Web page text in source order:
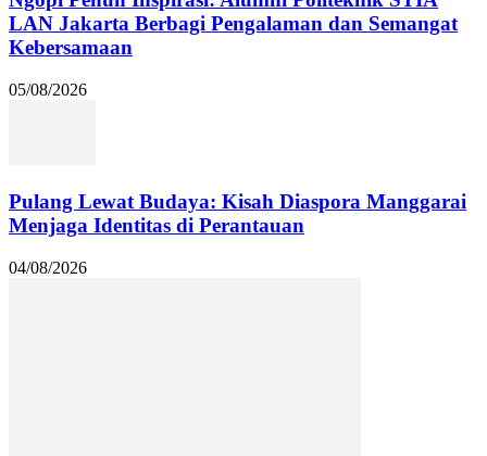
LAN Jakarta Berbagi Pengalaman dan Semangat
Kebersamaan
05/08/2026
Pulang Lewat Budaya: Kisah Diaspora Manggarai
Menjaga Identitas di Perantauan
04/08/2026